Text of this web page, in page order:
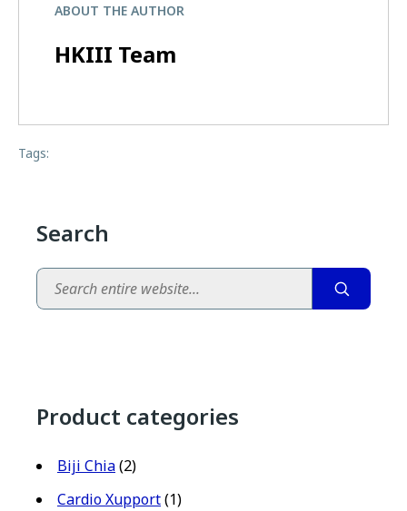
ABOUT THE AUTHOR
HKIII Team
Tags:
Search
Search
Product categories
Biji Chia(2)
Cardio Xupport(1)